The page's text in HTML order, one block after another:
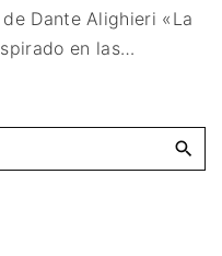
Dante Alighieri «La
en las…